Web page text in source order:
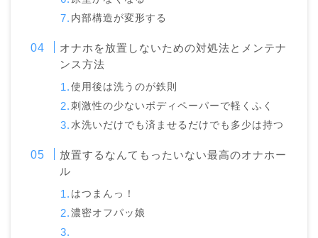
内部構造が変形する
オナホを放置しないための対処法とメンテナ
ンス方法
使用後は洗うのが鉄則
刺激性の少ないボディペーパーで軽くふく
水洗いだけでも済ませるだけでも多少は持つ
放置するなんてもったいない最高のオナホー
ル
はつまんっ！
濃密オフパッ娘